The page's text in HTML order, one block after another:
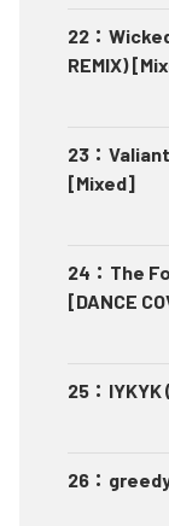
22 ：
REMIX)
23 ：
[Mixed]
24 ： The
[DANCE
25 ： IYKYK
26 ：